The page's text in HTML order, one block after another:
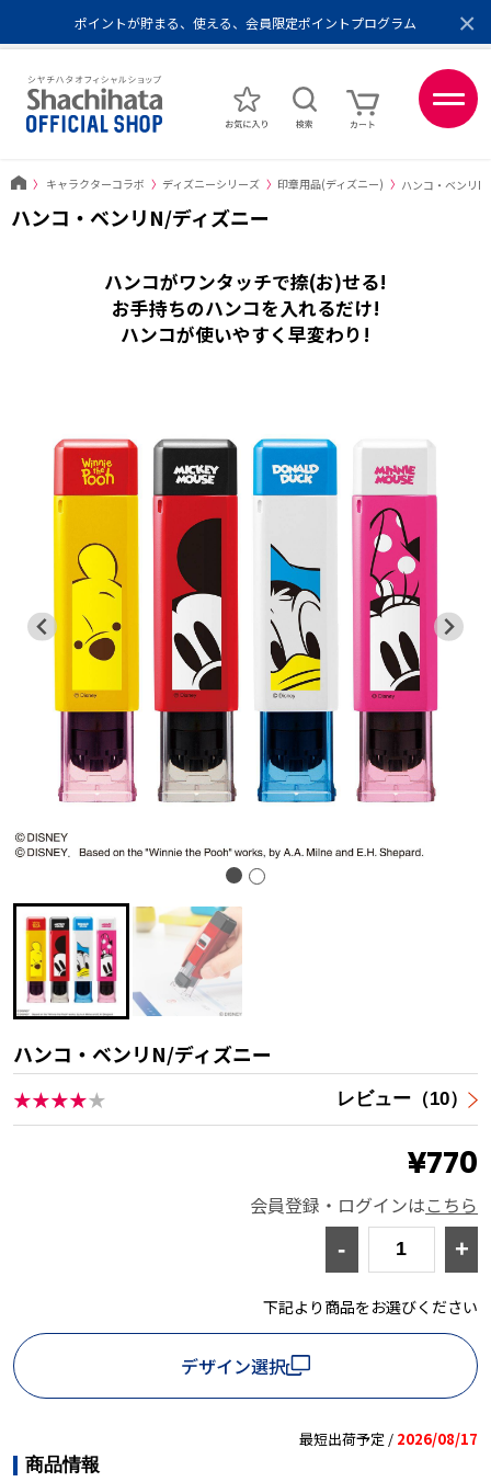
ポイントが貯まる、使える、会員限定ポイントプログラム
メール便1,500円以上 / 宅配便3,500円以上のお買い物で送料無料
あなたに最適なスタンプをシヤチハタがレコメンド
〉 キャラクターコラボ 〉 ディズニーシリーズ 〉 印章用品(ディズニー) 〉 ハンコ・ベンリ
ハンコ・ベンリN/ディズニー
×
ハンコがワンタッチで捺(お)せる!
お手持ちのハンコを入れるだけ!
ハンコが使いやすく早変わり!
ハンコ・ベンリN/ディズニー
★★★★★ レビュー（10）
¥770
会員登録・ログインはこちら
- +
下記より商品をお選びください
デザイン選択
最短出荷予定 / 2026/08/17
商品情報